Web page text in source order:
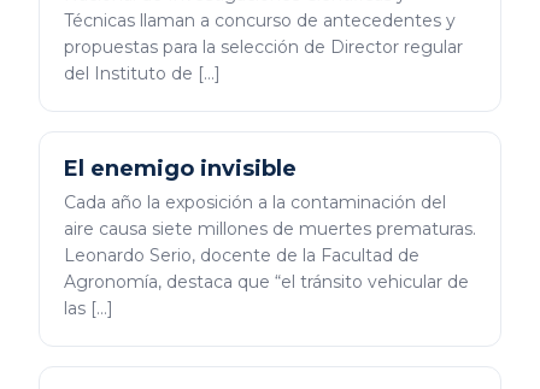
Técnicas llaman a concurso de antecedentes y
propuestas para la selección de Director regular
del Instituto de […]
El enemigo invisible
Cada año la exposición a la contaminación del
aire causa siete millones de muertes prematuras.
Leonardo Serio, docente de la Facultad de
Agronomía, destaca que “el tránsito vehicular de
las […]